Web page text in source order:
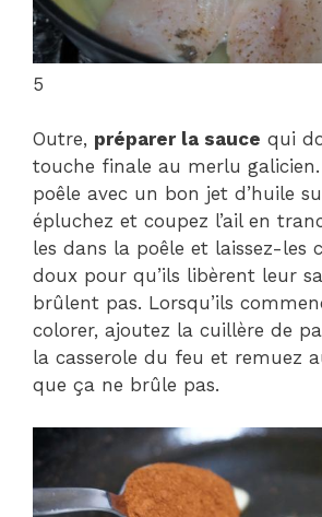
5
Outre, préparer la sauce qui
touche finale au merlu
poêle avec un bon jet d’huile
épluchez et coupez l’ail en
les dans la poêle et laissez-les
doux pour qu’ils libèrent leur
brûlent pas. Lorsqu’ils
colorer, ajoutez la cuillère de
la casserole du feu et remuez
que ça ne brûle pas.